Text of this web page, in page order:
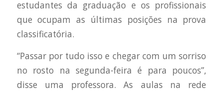
estudantes da graduação e os profissionais
que ocupam as últimas posições na prova
classificatória.
“Passar por tudo isso e chegar com um sorriso
no rosto na segunda-feira é para poucos”,
disse uma professora. As aulas na rede